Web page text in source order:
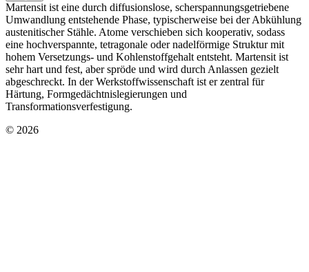
Martensit ist eine durch diffusionslose, scherspannungsgetriebene
Umwandlung entstehende Phase, typischerweise bei der Abkühlung
austenitischer Stähle. Atome verschieben sich kooperativ, sodass
eine hochverspannte, tetragonale oder nadelförmige Struktur mit
hohem Versetzungs- und Kohlenstoffgehalt entsteht. Martensit ist
sehr hart und fest, aber spröde und wird durch Anlassen gezielt
abgeschreckt. In der Werkstoffwissenschaft ist er zentral für
Härtung, Formgedächtnislegierungen und
Transformationsverfestigung.
© 2026